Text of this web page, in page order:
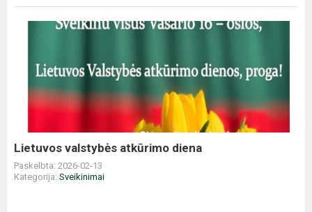
atkūrimo
diena
Lietuvos valstybės atkūrimo diena
Paskelbta: 2026-02-13
Kategorija: Sveikinimai